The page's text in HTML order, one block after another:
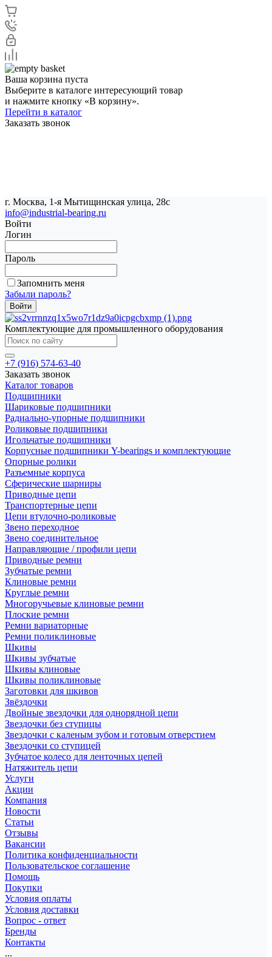
Ваша корзина пуста
Выберите в каталоге интересующий товар
и нажмите кнопку «В корзину».
Перейти в каталог
Заказать звонок
г. Москва, 1-я Мытищинская улица, 28с
info@industrial-bearing.ru
Войти
Логин
Пароль
Запомнить меня
Забыли пароль?
Комплектующие для промышленного оборудования
+7 (916) 574-63-40
Заказать звонок
Каталог товаров
Подшипники
Шариковые подшипники
Радиально-упорные подшипники
Роликовые подшипники
Игольчатые подшипники
Корпусные подшипники Y-bearings и комплектующие
Опорные ролики
Разъемные корпуса
Сферические шарниры
Приводные цепи
Транспортерные цепи
Цепи втулочно-роликовые
Звено переходное
Звено соединительное
Направляющие / профили цепи
Приводные ремни
Зубчатые ремни
Клиновые ремни
Круглые ремни
Многоручьевые клиновые ремни
Плоские ремни
Ремни вариаторные
Ремни поликлиновые
Шкивы
Шкивы зубчатые
Шкивы клиновые
Шкивы поликлиновые
Заготовки для шкивов
Звёздочки
Двойные звездочки для однорядной цепи
Звездочки без ступицы
Звездочки с каленым зубом и готовым отверстием
Звездочки со ступицей
Зубчатое колесо для ленточных цепей
Натяжитель цепи
Услуги
Акции
Компания
Новости
Статьи
Отзывы
Вакансии
Политика конфиденциальности
Пользовательское соглашение
Помощь
Покупки
Условия оплаты
Условия доставки
Вопрос - ответ
Бренды
Контакты
...